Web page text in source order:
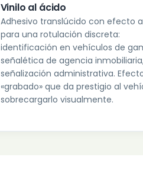
Vinilo al ácido
Adhesivo translúcido con efecto
para una rotulación discreta:
identificación en vehículos de
señalética de agencia
señalización administrativa.
«grabado» que da prestigio al
sobrecargarlo visualmente.